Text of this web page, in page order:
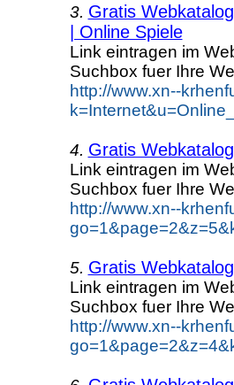
3. Gratis
| Online Spiele
Link eintragen im
Suchbox fuer Ihre
http://www.xn--
4. Gratis
Link eintragen im
Suchbox fuer Ihre
http://www.xn--
5. Gratis
Link eintragen im
Suchbox fuer Ihre
http://www.xn--